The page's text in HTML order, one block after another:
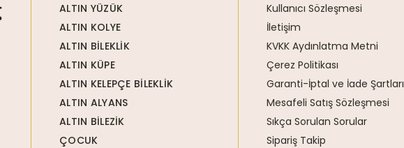
ALTIN YÜZÜK
ALTIN KOLYE
ALTIN BİLEKLİK
ALTIN KÜPE
ALTIN KELEPÇE BİLEKLİK
ALTIN ALYANS
ALTIN BİLEZİK
ÇOCUK
Kullanıcı Sözleşmesi
İletişim
KVKK Aydınlatma Metni
Çerez Politikası
Garanti-İptal ve İade Şartları
Mesafeli Satış Sözleşmesi
Sıkça Sorulan Sorular
Sipariş Takip